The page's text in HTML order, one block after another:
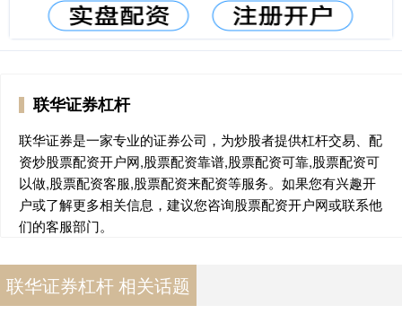
联华证券杠杆
联华证券是一家专业的证券公司，为炒股者提供杠杆交易、配
资炒股票配资开户网,股票配资靠谱,股票配资可靠,股票配资可
以做,股票配资客服,股票配资来配资等服务。如果您有兴趣开
户或了解更多相关信息，建议您咨询股票配资开户网或联系他
们的客服部门。
联华证券杠杆 相关话题